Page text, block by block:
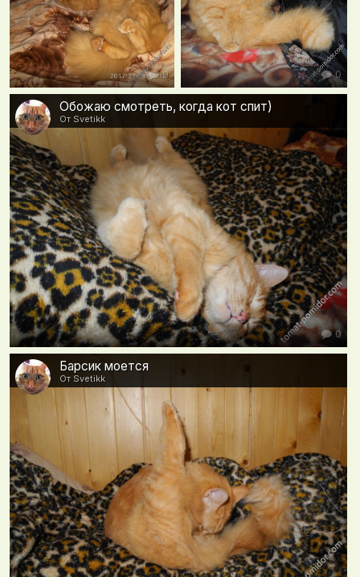
0 0
Обожаю смотреть, когда кот спит)
От Svetikk
0
Барсик моется
От Svetikk